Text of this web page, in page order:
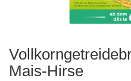
Mais-Hirse